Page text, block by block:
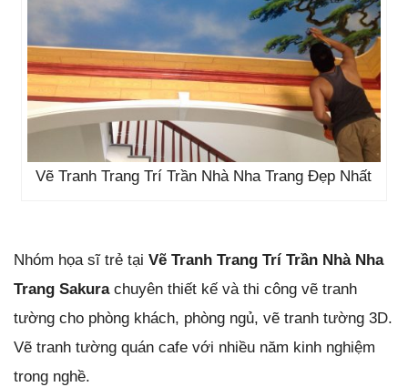
Vẽ Tranh Trang Trí Trần Nhà Nha Trang Đẹp Nhất
Nhóm họa sĩ trẻ tại Vẽ Tranh Trang Trí Trần Nhà Nha
Trang Sakura chuyên thiết kế và thi công vẽ tranh
tường cho phòng khách, phòng ngủ, vẽ tranh tường 3D.
Vẽ tranh tường quán cafe với nhiều năm kinh nghiệm
trong nghề.